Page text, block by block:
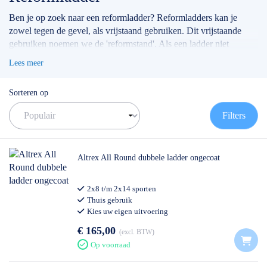
Ben je op zoek naar een reformladder? Reformladders kan je
zowel tegen de gevel, als vrijstaand gebruiken. Dit vrijstaande
gebruiken noemen we de 'reformstand'. Als een ladder niet
strengste wet -en regelgeving.
✅
Volgende werkdag op locatie
✅Meedenkende klantenservice
Lees meer
Sorteren op
Filters
Altrex All Round dubbele ladder ongecoat
2x8 t/m 2x14 sporten
Thuis gebruik
Kies uw eigen uitvoering
€ 165,00 excl. BTW
Op voorraad